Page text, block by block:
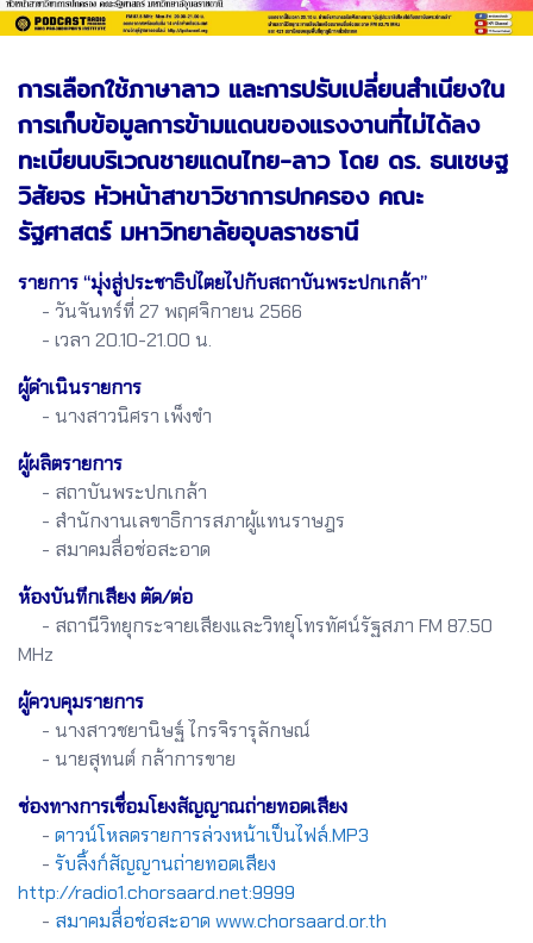
การเลือกใช้ภาษาลาว และการปรับเปลี่ยนสำเนียงใน
การเก็บข้อมูลการข้ามแดนของแรงงานที่ไม่ได้ลง
ทะเบียนบริเวณชายแดนไทย-ลาว โดย ดร. ธนเชษฐ
วิสัยจร หัวหน้าสาขาวิชาการปกครอง คณะ
รัฐศาสตร์ มหาวิทยาลัยอุบลราชธานี
รายการ “มุ่งสู่ประชาธิปไตยไปกับสถาบันพระปกเกล้า”
- วันจันทร์ที่ 27 พฤศจิกายน 2566
- เวลา 20.10-21.00 น.
ผู้ดำเนินรายการ
- นางสาวนิศรา เพ็งขำ
ผู้ผลิตรายการ
- สถาบันพระปกเกล้า
- สำนักงานเลขาธิการสภาผู้แทนราษฎร
- สมาคมสื่อช่อสะอาด
ห้องบันทึกเสียง ตัด/ต่อ
- สถานีวิทยุกระจายเสียงและวิทยุโทรทัศน์รัฐสภา FM 87.50
MHz
ผู้ควบคุมรายการ
- นางสาวชยานิษฐ์ ไกรจิรารุลักษณ์
- นายสุทนต์ กล้าการขาย
ช่องทางการเชื่อมโยงสัญญาณถ่ายทอดเสียง
- ดาวน์โหลดรายการล่วงหน้าเป็นไฟล์.MP3
- รับลิ้งก์สัญญานถ่ายทอดเสียง
http://radio1.chorsaard.net:9999
- สมาคมสื่อช่อสะอาด www.chorsaard.or.th